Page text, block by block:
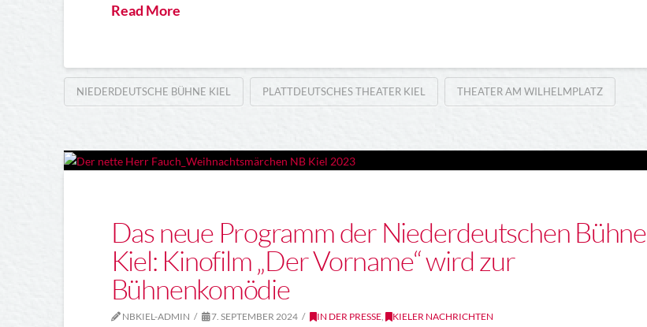
Read More
NIEDERDEUTSCHE BÜHNE KIEL PLATTDEUTSCHES THEATER KIEL THEATER AM WILHELMPLATZ
Das neue Programm der Niederdeutschen Bühne
Kiel: Kinofilm „Der Vorname“ wird zur
Bühnenkomödie
NBKIEL-ADMIN 7. SEPTEMBER 2024 IN DER PRESSE, KIELER NACHRICHTEN